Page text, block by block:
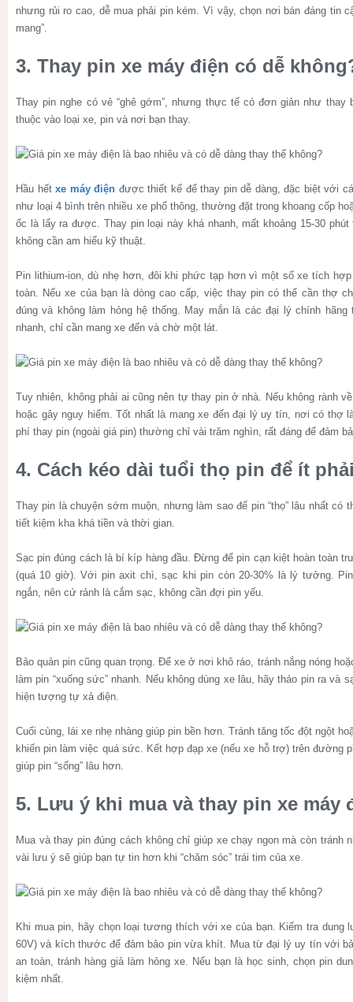
nhưng rủi ro cao, dễ mua phải pin kém. Vì vậy, chọn nơi bán đáng tin
mang”.
3. Thay pin xe máy điện có dễ
Thay pin nghe có vẻ “ghê gớm”, nhưng thực tế có đơn giản như thay
thuộc vào loại xe, pin và nơi bạn thay.
Hầu hếtxe máy điện được thiết kế để thay pin dễ dàng, đặc biệt với
như loại 4 bình trên nhiều xe phổ thông, thường đặt trong khoang cốp
ốc là lấy ra được. Thay pin loại này khá nhanh, mất khoảng 15-30
không cần am hiểu kỹ thuật.
Pin lithium-ion, dù nhẹ hơn, đôi khi phức tạp hơn vì một số xe tích
toàn. Nếu xe của bạn là dòng cao cấp, việc thay pin có thể cần thợ
đúng và không làm hỏng hệ thống. May mắn là các đại lý chính
nhanh, chỉ cần mang xe đến và chờ một lát.
Tuy nhiên, không phải ai cũng nên tự thay pin ở nhà. Nếu không rành
hoặc gây nguy hiểm. Tốt nhất là mang xe đến đại lý uy tín, nơi có thợ
phí thay pin (ngoài giá pin) thường chỉ vài trăm nghìn, rất đáng để đảm
4. Cách kéo dài tuổi thọ pin để ít
Thay pin là chuyện sớm muộn, nhưng làm sao để pin “thọ” lâu nhất có
tiết kiệm kha khá tiền và thời gian.
Sạc pin đúng cách là bí kíp hàng đầu. Đừng để pin cạn kiệt hoàn toàn
(quá 10 giờ). Với pin axit chì, sạc khi pin còn 20-30% là lý tưởng.
ngắn, nên cứ rảnh là cắm sạc, không cần đợi pin yếu.
Bảo quản pin cũng quan trọng. Để xe ở nơi khô ráo, tránh nắng nóng
làm pin “xuống sức” nhanh. Nếu không dùng xe lâu, hãy tháo pin ra và
hiện tượng tự xả điện.
Cuối cùng, lái xe nhẹ nhàng giúp pin bền hơn. Tránh tăng tốc đột ngột
khiến pin làm việc quá sức. Kết hợp đạp xe (nếu xe hỗ trợ) trên đường
giúp pin “sống” lâu hơn.
5. Lưu ý khi mua và thay pin xe máy
Mua và thay pin đúng cách không chỉ giúp xe chạy ngon mà còn tránh
vài lưu ý sẽ giúp bạn tự tin hơn khi “chăm sóc” trái tim của xe.
Khi mua pin, hãy chọn loại tương thích với xe của bạn. Kiểm tra dung
60V) và kích thước để đảm bảo pin vừa khít. Mua từ đại lý uy tín với
an toàn, tránh hàng giả làm hỏng xe. Nếu bạn là học sinh, chọn pin
kiệm nhất.